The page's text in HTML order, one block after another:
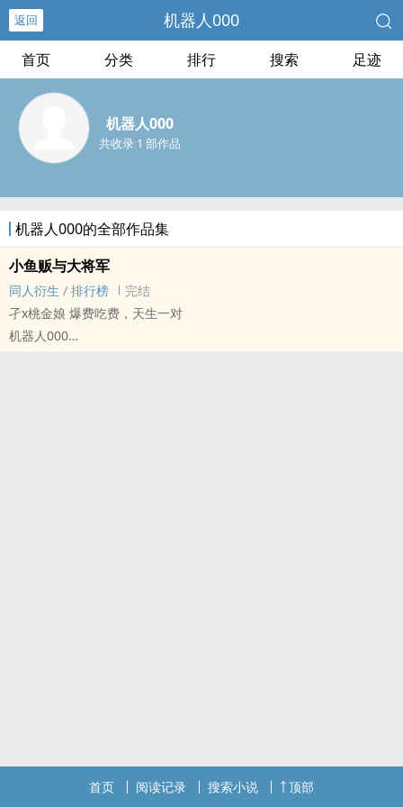
返回 机器人000
首页 分类 排行 搜索 足迹
机器人000
共收录 1 部作品
机器人000的全部作品集
小鱼贩与大将军
同人衍生 / 排行榜
完结
孑x桃金娘 爆费吃费，天生一对
机器人000
首页 阅读记录 搜索小说 顶部